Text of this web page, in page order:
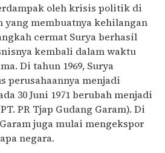
oleh krisis politik di
yang membuatnya kehilangan
cermat Surya berhasil
kembali dalam waktu
Di tahun 1969, Surya
perusahaannya menjadi
30 Juni 1971 berubah menjadi
PR Tjap Gudang Garam). Di
juga mulai mengekspor
negara.